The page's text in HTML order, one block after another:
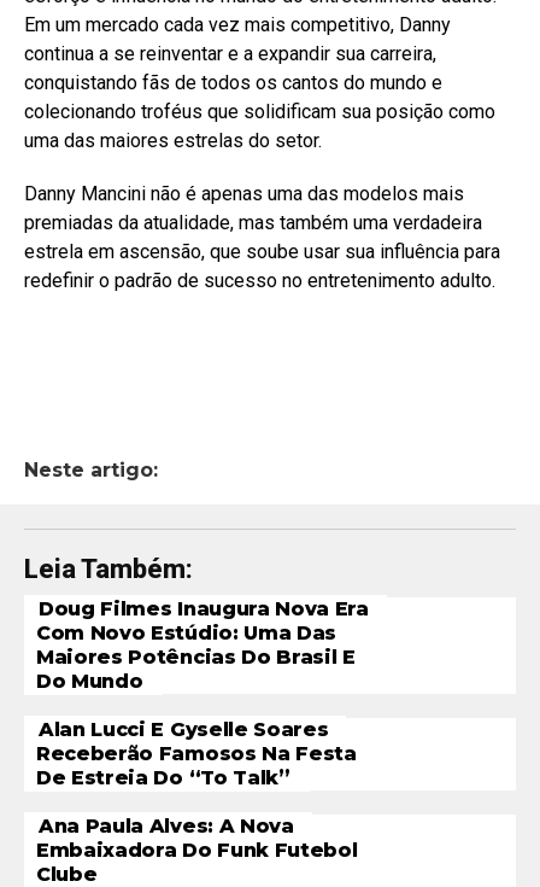
Em um mercado cada vez mais competitivo, Danny
continua a se reinventar e a expandir sua carreira,
conquistando fãs de todos os cantos do mundo e
colecionando troféus que solidificam sua posição como
uma das maiores estrelas do setor.
Danny Mancini não é apenas uma das modelos mais
premiadas da atualidade, mas também uma verdadeira
estrela em ascensão, que soube usar sua influência para
redefinir o padrão de sucesso no entretenimento adulto.
Neste artigo:
Leia Também:
Doug Filmes Inaugura Nova Era
Com Novo Estúdio: Uma Das
Maiores Potências Do Brasil E
Do Mundo
Alan Lucci E Gyselle Soares
Receberão Famosos Na Festa
De Estreia Do “To Talk”
Ana Paula Alves: A Nova
Embaixadora Do Funk Futebol
Clube